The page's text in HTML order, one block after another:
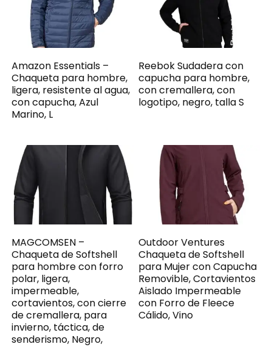
Amazon Essentials –
Chaqueta para hombre,
ligera, resistente al agua,
con capucha, Azul
Marino, L
Reebok Sudadera con
capucha para hombre,
con cremallera, con
logotipo, negro, talla S
MAGCOMSEN –
Chaqueta de Softshell
para hombre con forro
polar, ligera,
impermeable,
cortavientos, con cierre
de cremallera, para
invierno, táctica, de
senderismo, Negro,
Outdoor Ventures
Chaqueta de Softshell
para Mujer con Capucha
Removible, Cortavientos
Aislado Impermeable
con Forro de Fleece
Cálido, Vino